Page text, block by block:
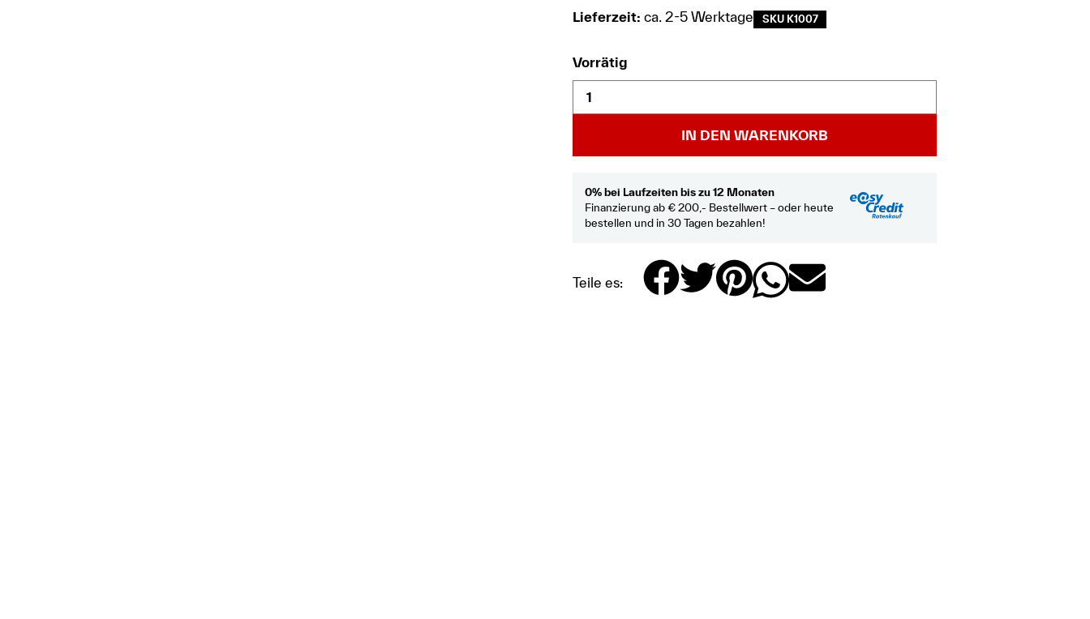
Lieferzeit: ca. 2-5 Werktage SKU K1007
Vorrätig
IN DEN WARENKORB
0% bei Laufzeiten bis zu 12 Monaten
Finanzierung ab € 200,- Bestellwert – oder heute
bestellen und in 30 Tagen bezahlen!
Teile es: